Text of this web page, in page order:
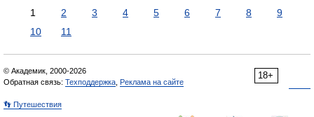
1 2 3 4 5 6 7 8
9
10
11
18+
© Академик, 2000-2026
Обратная связь: Техподдержка Реклама на сайте
👣 Путешествия